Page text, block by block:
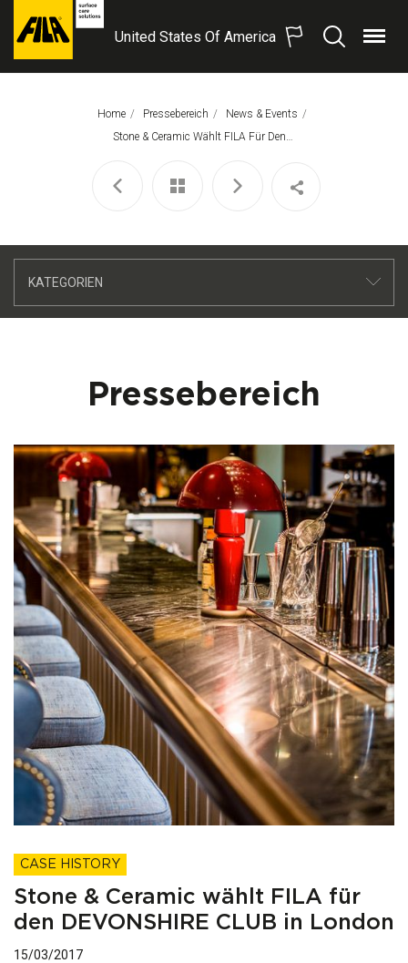
FILA
United States Of America
SuchenMenü
Home Pressebereich
News & Events
Aktuelle Seite:
Stone & Ceramic Wählt FILA Für Den DEVONSHIRE CLUB In London
KATEGORIEN
Pressebereich
CASE HISTORY
Stone & Ceramic wählt FILA für
den DEVONSHIRE CLUB in London
15/03/2017